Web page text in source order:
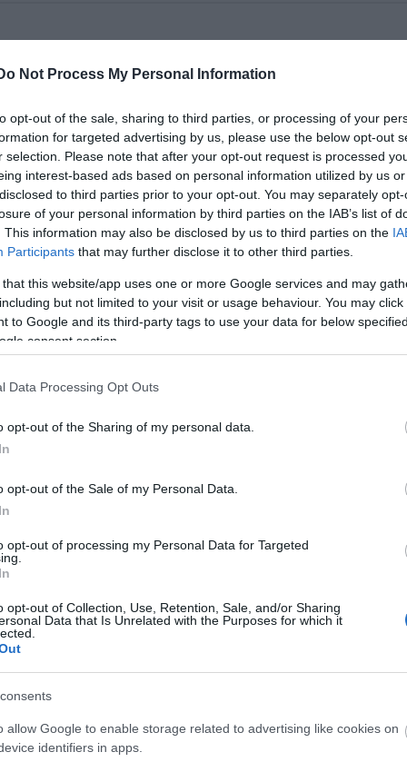
Not Process My Personal Information
opt-out of the sale, sharing to third parties, or processing of your
for targeted advertising by us, please use the below opt-out
selection. Please note that after your opt-out request is processed
interest-based ads based on personal information utilized by us
to third parties prior to your opt-out. You may separately
of your personal information by third parties on the IAB’s list of
This information may also be disclosed by us to third parties on the
Participants that may further disclose it to other third parties.
that this website/app uses one or more Google services and may
but not limited to your visit or usage behaviour. You may
to Google and its third-party tags to use your data for below
consent section.
Data Processing Opt Outs
opt-out of the Sharing of my personal data.
opt-out of the Sale of my Personal Data.
opt-out of processing my Personal Data for Targeted
opt-out of Collection, Use, Retention, Sale, and/or Sharing
Data that Is Unrelated with the Purposes for which it
allow Google to enable storage related to advertising like cookies on
identifiers in apps.
nyári fesztiválja a skóciai Edinburgh-ban,
az opera, a tánc és a színház kiválóságait.
meghívást, amely a 2004-Pécsi Országos
és "Közönségdíj"-jal jutalmazott Siráj című
a fesztivál központjának számító, csodálatos
sikert a Bécsi Ünnepi Hetek műsorában,
"minimalizmusa telibe talál".
az Infinite
katarzist nem tudjuk